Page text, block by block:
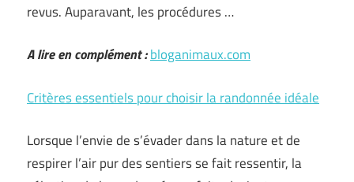
revus. Auparavant, les procédures …
A lire en complément :bloganimaux.com
Critères essentiels pour choisir la randonnée idéale
Lorsque l’envie de s’évader dans la nature et de
respirer l’air pur des sentiers se fait ressentir, la